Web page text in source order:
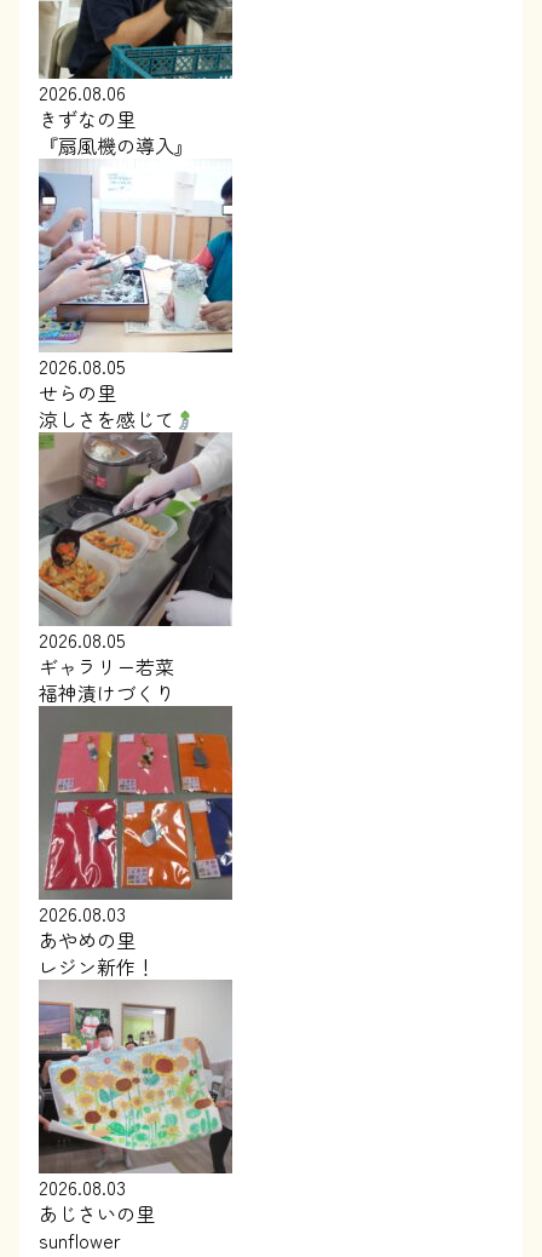
2026.08.06
きずなの里
『扇風機の導入』
2026.08.05
せらの里
涼しさを感じて
2026.08.05
ギャラリー若菜
福神漬けづくり
2026.08.03
あやめの里
レジン新作！
2026.08.03
あじさいの里
sunflower